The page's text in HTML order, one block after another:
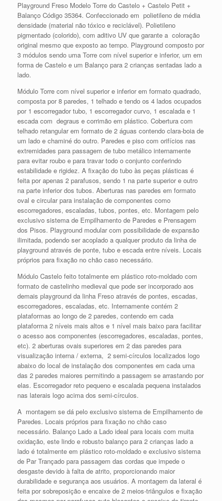
Playground Freso Modelo Torre do Castelo + Castelo Petit +
Balanço Código 35364. Confeccionado em polietileno de média
densidade (material não tóxico e reciclável). Polietileno
pigmentado (colorido), com aditivo UV que garante a coloração
original mesmo que exposto ao tempo. Playground composto por
3 módulos sendo uma Torre com nível superior e inferior, um em
forma de Castelo e um Balanço para 2 crianças sentadas lado a
lado.
Módulo Torre com nível superior e inferior em formato quadrado,
composta por 8 paredes, 1 telhado e tendo os 4 lados ocupados
por 1 escorregador tubo, 1 escorregador curvo, 1 escalada e 1
escada com degraus e corrimão em plástico. Cobertura com
telhado retangular em formato de 2 águas contendo clara-boia de
um lado e chaminé do outro. Paredes e piso com orifícios nas
extremidades para passagem de tubo metálico internamente
para evitar roubo e para travar todo o conjunto conferindo
estabilidade e rigidez. A fixação do tubo às peças plásticas é
feita por apenas 2 parafusos, sendo 1 na parte superior e outro
na parte inferior dos tubos. Aberturas nas paredes em formato
oval e circular para instalação de componentes como
escorregadores, escaladas, tubos, pontes, etc. Montagem pelo
exclusivo sistema de Empilhamento de Paredes e Prensagem
dos Pisos. Playground modular com possibilidade de expansão
ilimitada, podendo ser acoplado a qualquer produto da linha de
playground através de ponte, tubo e escada entre níveis. Locais
próprios para fixação no chão caso necessário.
Módulo Castelo feito totalmente em plástico roto-moldado com
formato de castelinho medieval que pode ser incorporado aos
demais playground da linha Freso através de pontes, escadas,
escorregadores, escaladas, etc. Internamente contém 2
plataformas ao longo de 2 paredes, contendo em cada
plataforma 2 níveis mais altos e 1 nível mais baixo para facilitar
o acesso aos componentes (escorregadores, escaladas, pontes,
etc). 2 aberturas ovais superiores em 2 das paredes para
visualização interna / externa, 2 semi-círculos localizados logo
abaixo do local de instalação dos componentes em cada uma
das 2 paredes maiores permitindo a passagem se arrastando por
elas. Escorregador reto pequeno e escalada pequena instalados
nas laterais logo acima dos semi-círculos.
A montagem se dá pelo exclusivo sistema de Empilhamento de
Paredes. Locais próprios para fixação no chão caso
necessário. Balanço Lado a Lado ideal para locais com muita
oxidação, este lindo e robusto balanço para 2 crianças lado a
lado é totalmente em plástico roto-moldado e exclusivo sistema
de Par Trançado para passagem das cordas que impede o
desgaste devido à falta de atrito, proporcionando maior
durabilidade e segurança aos usuários. A montagem da lateral é
feita por sobreposição e encaixe de 2 meios-triângulos e fixação